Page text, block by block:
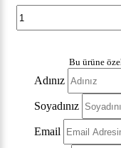
Bu ürüne
Adınız
Soyadınız
Email